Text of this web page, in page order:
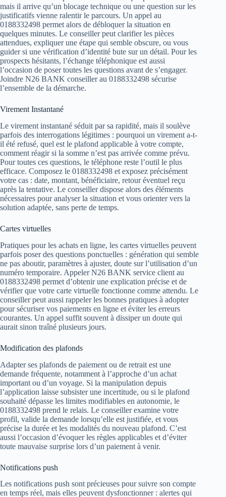
mais il arrive qu’un blocage technique ou une question sur les
justificatifs vienne ralentir le parcours. Un appel au
0188332498 permet alors de débloquer la situation en
quelques minutes. Le conseiller peut clarifier les pièces
attendues, expliquer une étape qui semble obscure, ou vous
guider si une vérification d’identité bute sur un détail. Pour les
prospects hésitants, l’échange téléphonique est aussi
l’occasion de poser toutes les questions avant de s’engager.
Joindre N26 BANK conseiller au 0188332498 sécurise
l’ensemble de la démarche.
Virement Instantané
Le virement instantané séduit par sa rapidité, mais il soulève
parfois des interrogations légitimes : pourquoi un virement a-t-
il été refusé, quel est le plafond applicable à votre compte,
comment réagir si la somme n’est pas arrivée comme prévu.
Pour toutes ces questions, le téléphone reste l’outil le plus
efficace. Composez le 0188332498 et exposez précisément
votre cas : date, montant, bénéficiaire, retour éventuel reçu
après la tentative. Le conseiller dispose alors des éléments
nécessaires pour analyser la situation et vous orienter vers la
solution adaptée, sans perte de temps.
Cartes virtuelles
Pratiques pour les achats en ligne, les cartes virtuelles peuvent
parfois poser des questions ponctuelles : génération qui semble
ne pas aboutir, paramètres à ajuster, doute sur l’utilisation d’un
numéro temporaire. Appeler N26 BANK service client au
0188332498 permet d’obtenir une explication précise et de
vérifier que votre carte virtuelle fonctionne comme attendu. Le
conseiller peut aussi rappeler les bonnes pratiques à adopter
pour sécuriser vos paiements en ligne et éviter les erreurs
courantes. Un appel suffit souvent à dissiper un doute qui
aurait sinon traîné plusieurs jours.
Modification des plafonds
Adapter ses plafonds de paiement ou de retrait est une
demande fréquente, notamment à l’approche d’un achat
important ou d’un voyage. Si la manipulation depuis
l’application laisse subsister une incertitude, ou si le plafond
souhaité dépasse les limites modifiables en autonomie, le
0188332498 prend le relais. Le conseiller examine votre
profil, valide la demande lorsqu’elle est justifiée, et vous
précise la durée et les modalités du nouveau plafond. C’est
aussi l’occasion d’évoquer les règles applicables et d’éviter
toute mauvaise surprise lors d’un paiement à venir.
Notifications push
Les notifications push sont précieuses pour suivre son compte
en temps réel, mais elles peuvent dysfonctionner : alertes qui